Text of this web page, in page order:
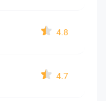
4.8
4.7